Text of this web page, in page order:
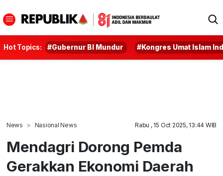
Hot Topics: #Gubernur BI Mundur #Kongres Umat Islam
News Nasional News Rabu , 15 Oct 2025, 13:44 WIB
Mendagri Dorong Pemda
Gerakkan Ekonomi Daerah